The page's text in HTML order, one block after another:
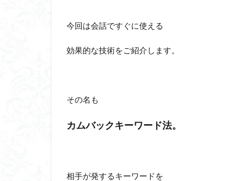
今回は会話ですぐに使える
効果的な技術をご紹介します。
その名も
カムバックキーワード法。
相手が発するキーワードを